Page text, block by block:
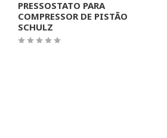
MAIS INFORMAÇÕES
PRESSOSTATO PARA
COMPRESSOR DE PISTÃO
SCHULZ